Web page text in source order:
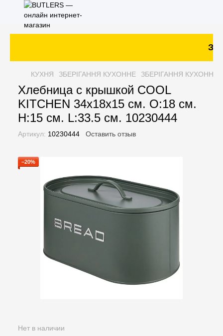
КУХНЯ ЗБЕРІГАННЯ КУХОННЕ ЗБЕРІГАННЯ КУХОННЕ
Хлебница с крышкой COOL
KITCHEN 34х18х15 см. O:18 см.
H:15 см. L:33.5 см. 10230444
Артикул: 10230444 Оставить отзыв
−20%
Нет в наличии